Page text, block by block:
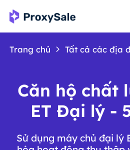
Trang chủ Tất cả các địa
Căn hộ chất
ET Đại lý -
Sử dụng máy chủ đại lý